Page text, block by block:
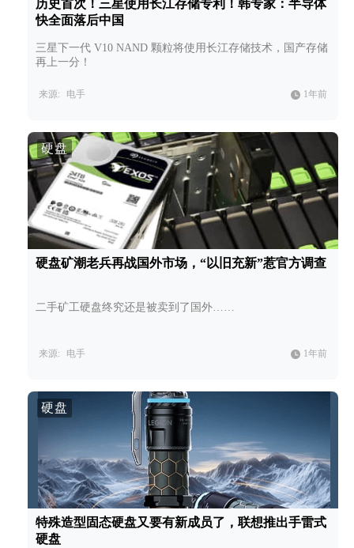
历史首次！三星使用长江存储专利！韩专家：半导体
快全面落后中国
三星下一代 V10 NAND 颗粒将使用长江存储技术，国产存储
再上一分！
来源: 电手 1年前
硬盘
硬盘矿潮老兵再战国外市场，“以旧充新”惹官方调查
二手矿工硬盘终究还是被卖到了国外……
来源: 电手 1年前
硬盘
特殊造型固态硬盘又要有新成员了，联想推出手雷式
硬盘